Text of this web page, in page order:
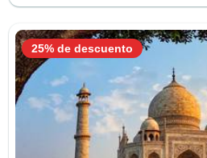
25% de descuento